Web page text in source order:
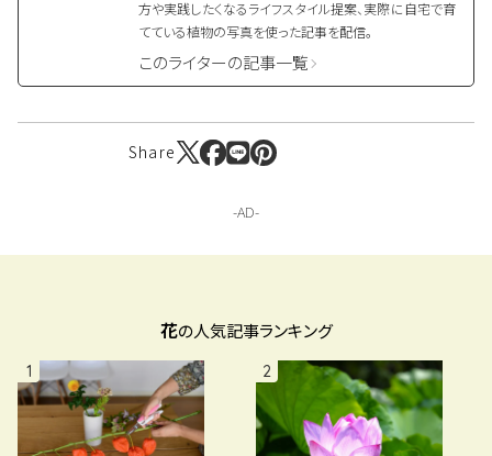
方や実践したくなるライフスタイル提案、実際に自宅で育
てている植物の写真を使った記事を配信。
このライターの記事一覧
Share
花の人気記事ランキング
1 2